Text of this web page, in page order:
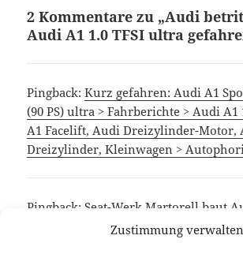
Zustimmung verwalten
2 Kommentare zu „Audi
Audi A1 1.0 TFSI ultra
Pingback:Kurz gefahren: Audi A1
(90 PS) ultra > Fahrberichte > Audi A1
A1 Facelift, Audi Dreizylinder-Motor,
Dreizylinder, Kleinwagen >
Pingback: Seat-Werk Martorell baut
- Autophorie.deAutophorie.de